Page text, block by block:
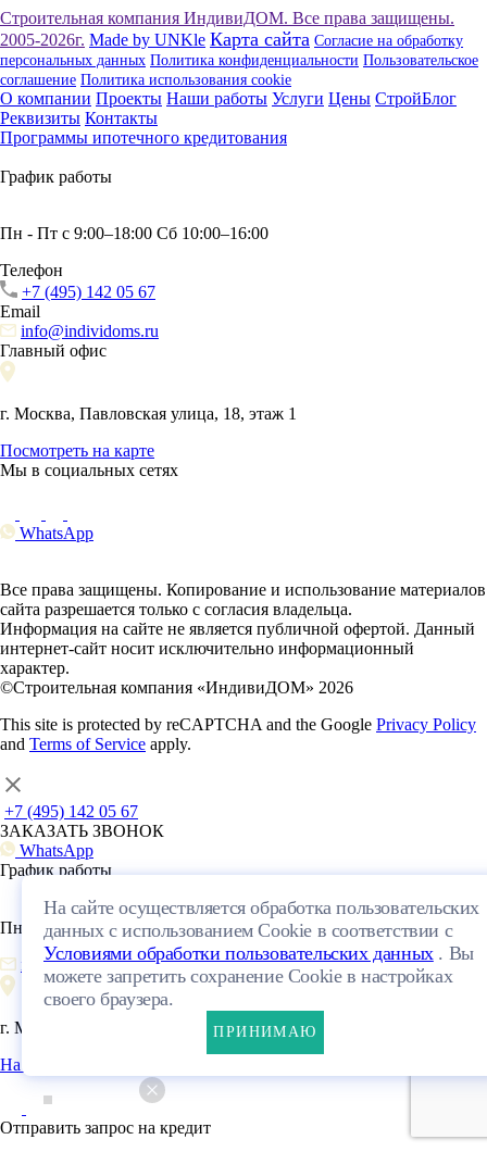
Строительная компания ИндивиДОМ. Все права защищены.
2005-2026г. Made by UNKle Карта сайта Согласие на обработку
персональных данных Политика конфиденциальности Пользовательское
соглашение Политика использования сookie
О компании Проекты Наши работы Услуги Цены СтройБлог
Реквизиты Контакты
Программы ипотечного кредитования
График работы
Пн - Пт с 9:00–18:00 Сб 10:00–16:00
Телефон
+7 (495) 142 05 67
Email
info@individoms.ru
Главный офис
г. Москва, Павловская улица, 18, этаж 1
Посмотреть на карте
Мы в социальных сетях
WhatsApp
Все права защищены. Копирование и использование материалов
сайта разрешается только с согласия владельца.
Информация на сайте не является публичной офертой. Данный
интернет-сайт носит исключительно информационный
характер.
©Строительная компания «ИндивиДОМ» 2026
This site is protected by reCAPTCHA and the Google Privacy Policy
and Terms of Service apply.
+7 (495) 142 05 67
ЗАКАЗАТЬ ЗВОНОК
WhatsApp
График работы
Пн - Пт с 9:00–18:00 Сб 10:00–16:00
info@individoms.ru
г. Москва, Павловская улица, 18, этаж 1
На карте
Отправить запрос на кредит
На сайте осуществляется обработка пользовательских
данных с использованием Cookie в соответствии с
Условиями обработки пользовательских данных. Вы
можете запретить сохранение Cookie в настройках
своего браузера.
ПРИНИМАЮ